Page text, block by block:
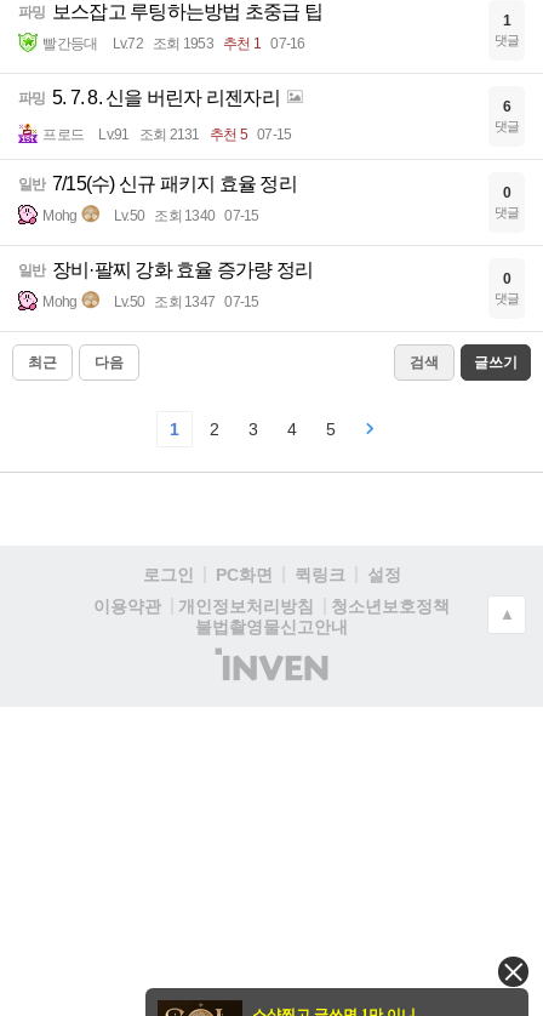
파밍 보스잡고 루팅하는방법 초중급 팁
빨간등대 Lv.72 조회 1953 추천 1 07-16
1
댓글
파밍 5. 7. 8. 신을 버린자 리젠자리
프로드 Lv.91 조회 2131 추천 5 07-15
6
댓글
일반 7/15(수) 신규 패키지 효율 정리
Mohg Lv.50 조회 1340 07-15
0
댓글
일반 장비·팔찌 강화 효율 증가량 정리
Mohg Lv.50 조회 1347 07-15
0
댓글
최근 다음 검색 글쓰기
1 2 3 4 5
로그인 PC화면 퀵링크
설정
이용약관
개인정보처리방침
청소년보호정책
불법촬영물신고안내
(주)
인
▲